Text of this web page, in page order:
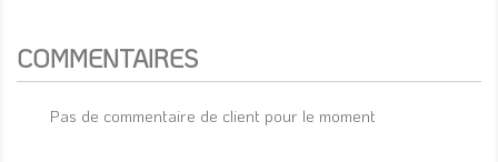
COMMENTAIRES
Pas de commentaire de client pour le moment